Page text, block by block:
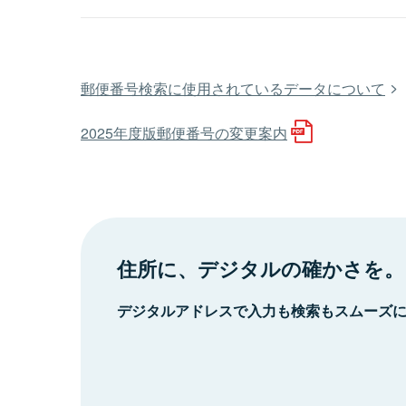
郵便番号検索に使用されているデータについて
2025年度版郵便番号の変更案内
住所に、デジタルの確かさを。
デジタルアドレスで入力も検索もスムーズ